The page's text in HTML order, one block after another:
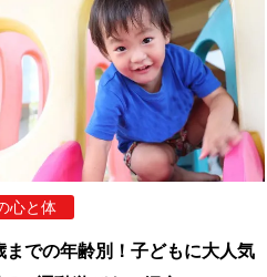
心と体
での年齢別！子どもに大人気